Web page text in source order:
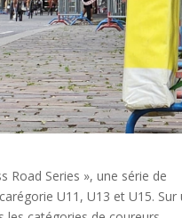
Road Series », une série de
U11, U13 et U15. Sur